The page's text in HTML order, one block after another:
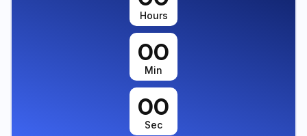
Hours
00
Min
00
Sec